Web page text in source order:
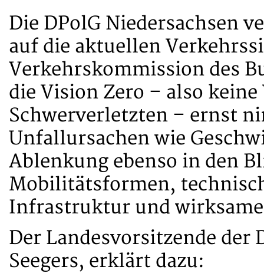
Die DPolG Niedersachsen
auf die aktuellen
Verkehrskommission des
die Vision Zero – also
Schwerverletzten – ernst
Unfallursachen wie
Ablenkung ebenso in den
Mobilitätsformen,
Infrastruktur und
Der Landesvorsitzende der
Seegers, erklärt dazu: